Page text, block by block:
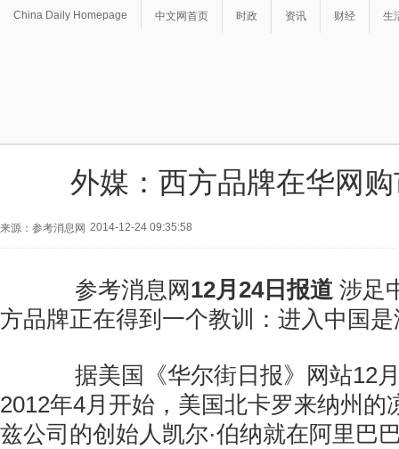
China Daily Homepage 中文网首页 时政 资讯 财经 生
外媒：西方品牌在华网
来源：参考消息网 2014-12-24 09:35:58
参考消息网12月 24日报道涉足
方品牌正在得到一个教训：进入中国
据美国《华尔街日报》网站12月
2012年4月开始，美国北卡罗来纳州的
兹公司的创始人凯尔·伯纳就在阿里巴